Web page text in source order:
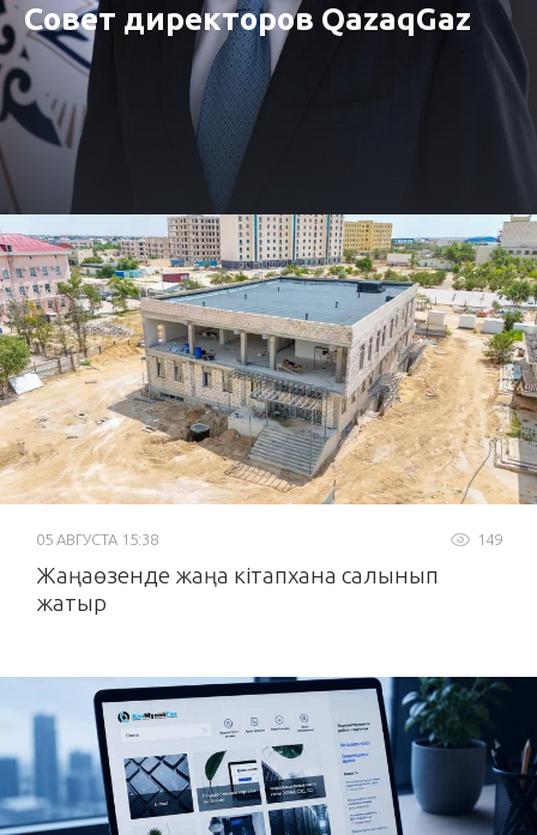
Совет директоров QazaqGaz
149
05 АВГУСТА 15:38
Жаңаөзенде жаңа кітапхана салынып
жатыр